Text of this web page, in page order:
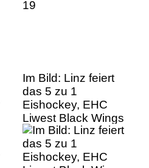
Im Bild: Linz feiert
das 5 zu 1
Eishockey, EHC
Liwest Black Wings
Linz vs Hydro
Fehervar AV 19